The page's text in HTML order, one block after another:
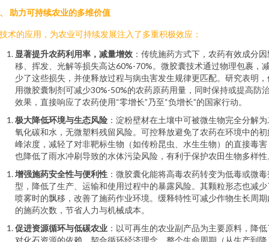
助力可持续农业的多维价值
术的应用，为农业可持续发展注入了多重积极效应：
显著提升农药利用率，减量增效 ：传统施药方式下，农药有效成分
移、挥发、光解等损失高达60%-70%。微胶囊技术通过物理包裹，
少了这些损失，并使释放过程与病虫害发生规律更匹配。研究表明，
用微胶囊制剂可减少30%-50%的农药原药用量，同时保持或提高防
效果，直接响应了农药使用“零增长”乃至“负增长”的国家行动。
极大降低环境与生态风险 ：淀粉壁材在土壤中可被微生物完全分解
氧化碳和水，无微塑料残留风险。可控释放避免了农药在环境中的初
峰浓度，减轻了对非靶标生物（如传粉昆虫、水生生物）的直接毒害
也降低了雨水冲刷导致的水体污染风险，有利于保护农田生物多样性
增强施药安全性与便利性 ：微胶囊化能将高毒农药转变为低毒或微
型，降低了生产、运输和使用过程中的暴露风险。其颗粒形态也减少
喷雾时的飘移，改善了施药作业环境。缓释特性可减少作物生长周期
的施药次数，节省人力与机械成本。
促进资源循环与低碳农业 ：以可再生的农业副产品为主要原料，降
对化石资源的依赖，契合循环经济理念。整个生命周期（从生产到降